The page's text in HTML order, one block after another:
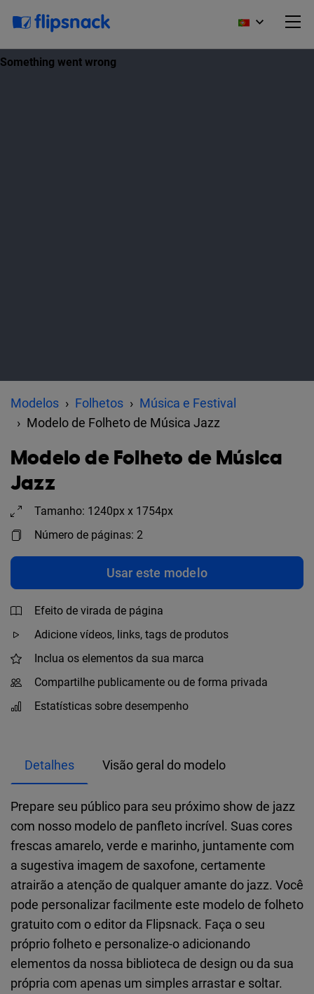
Modelos Folhetos
Música e Festival
Modelo de Folheto de Música Jazz
Modelo de Folheto de Música
Jazz
Tamanho: 1240px x 1754px
Número de páginas: 2
Usar este modelo
Efeito de virada de página
Adicione vídeos, links, tags de produtos
Inclua os elementos da sua marca
Compartilhe publicamente ou de forma privada
Estatísticas sobre desempenho
Detalhes Visão geral do modelo
Prepare seu público para seu próximo show de jazz
com nosso modelo de panfleto incrível. Suas cores
frescas amarelo, verde e marinho, juntamente com
a sugestiva imagem de saxofone, certamente
atrairão a atenção de qualquer amante do jazz. Você
pode personalizar facilmente este modelo de folheto
gratuito com o editor da Flipsnack. Faça o seu
próprio folheto e personalize-o adicionando
elementos da nossa biblioteca de design ou da sua
própria com apenas um simples arrastar e soltar.